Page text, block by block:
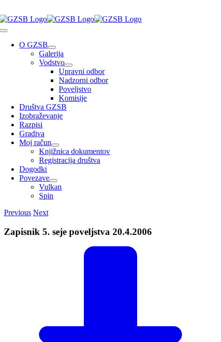
Skip
to
Toggle
NavigationO GZSB
Galerija
Vodstvo
Upravni odbor
Nadzorni odbor
Poveljstvo
Komisije
Društva GZSB
Izobraževanje
Razpisi
Gradiva
Moj račun
Knjižnica dokumentov
Registracija društva
Dogodki
Povezave
Vulkan
Spin
Previous Next
Zapisnik 5. seje poveljstva 20.4.2006